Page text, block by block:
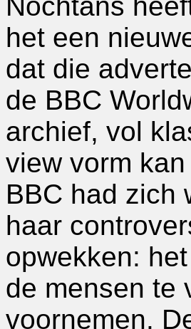
het een
dat die
de BBC
archief, vol
view vorm
BBC had zich
haar
opwekken:
de mensen te
voornemen.